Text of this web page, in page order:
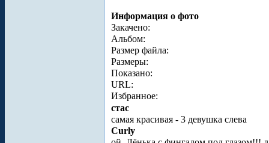
Информация о фото
Закачено:
Альбом:
Размер файла:
Размеры:
Показано:
URL:
Избранное:
стас
самая красивая - 3 девушка слева
Curly